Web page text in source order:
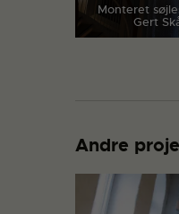
Monteret
Gert
Andre